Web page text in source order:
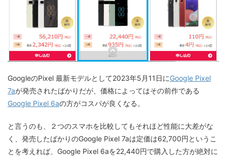
GoogleのPixel 最新モデルとして2023年5月11日にGoogle Pixel
7aが発売されたばかりだが、価格によってはその前作である
Google Pixel 6aの方がコスパが良くなる。
と言うのも、２つのスマホを比較してもそれほど性能に大差がな
く、発売したばかりのGoogle Pixel 7aは定価は62,700円というこ
とを考えれば、Google Pixel 6aを22,440円で購入した方が絶対に